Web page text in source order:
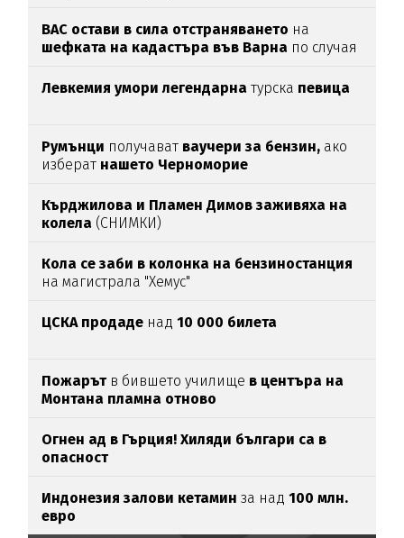
ВАС остави в сила отстраняването на
шефката на кадастъра във Варна по случая
Левкемия умори легендарна турска певица
Румънци получават ваучери за бензин, ако
изберат нашето Черноморие
Кърджилова и Пламен Димов заживяха на
колела (СНИМКИ)
Кола се заби в колонка на бензиностанция
на магистрала "Хемус"
ЦСКА продаде над10 000 билета
Пожарът в бившето училище в центъра на
Монтана пламна отново
Огнен ад в Гърция! Хиляди българи са в
опасност
Индонезия залови кетамин за над100 млн.
евро